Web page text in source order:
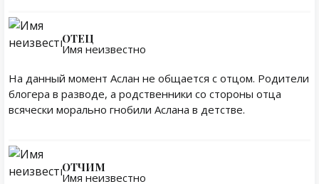
ОТЕЦ
Имя неизвестно
На данный момент Аслан не общается с отцом. Родители
блогера в разводе, а родственники со стороны отца
всячески морально гнобили Аслана в детстве.
ОТЧИМ
Имя неизвестно